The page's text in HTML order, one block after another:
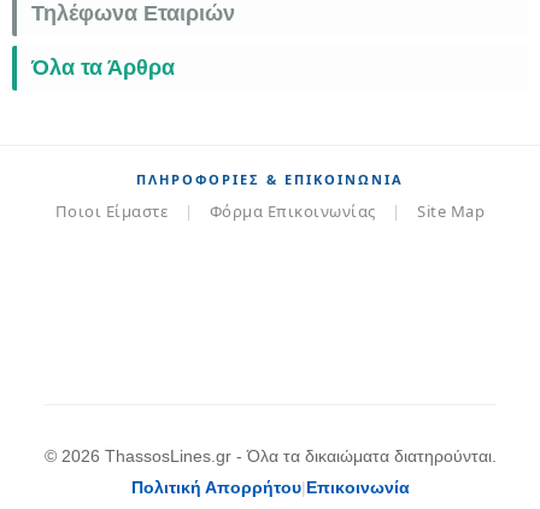
Τηλέφωνα Εταιριών
Όλα τα Άρθρα
ΠΛΗΡΟΦΟΡΊΕΣ & ΕΠΙΚΟΙΝΩΝΊΑ
Ποιοι Είμαστε | Φόρμα Επικοινωνίας | Site Map
© 2026 ThassosLines.gr - Όλα τα δικαιώματα διατηρούνται.
Πολιτική Απορρήτου|Επικοινωνία